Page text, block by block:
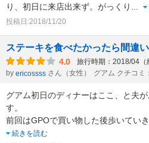
り、初日に来店出来ず。がっくり
投稿日:2018/11/20
ステーキを食べたかったら間違い
4.0 旅行時期：2018/04（
by ericossss さん（女性） グアム クチコミ
グアム初日のディナーはここ、と夫
す。
前回はGPOで買い物した後歩いてい
続きを読む